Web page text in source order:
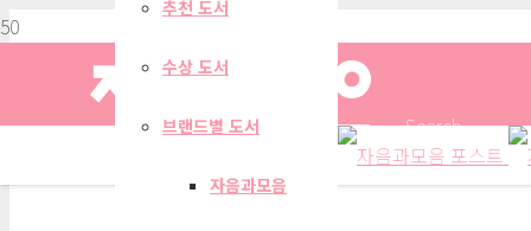
Search
추천 도서
수상 도서
브랜드별 도서
자음과모음